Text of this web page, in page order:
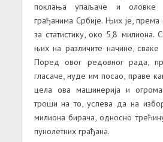
поклања упаљаче и оловке
грађанима Србије. Њих је,
за статистику, око 5,8 милиона.
њих на различите начине,
Поред овог редовног рада,
гласаче, нуде им посао, праве
цела ова машинерија и
троши на то, успева да на
милиона бирача, односно
пунолетних грађана.